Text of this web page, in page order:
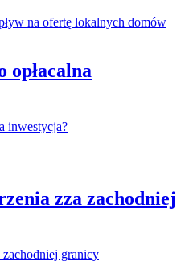
opłacalna
zza zachodniej